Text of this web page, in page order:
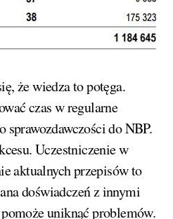
że wiedza to potęga.
czas w regularne
do NBP.
Uczestniczenie w
aktualnych przepisów to
doświadczeń z innymi
uniknąć problemów.